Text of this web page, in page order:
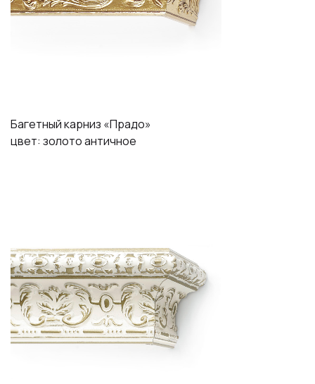
Багетный карниз «Прадо»
цвет: золото античное